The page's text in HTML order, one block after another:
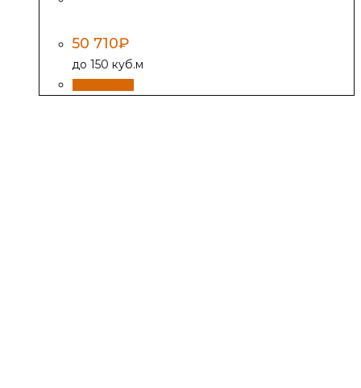
50 710₽
до 150 куб.м